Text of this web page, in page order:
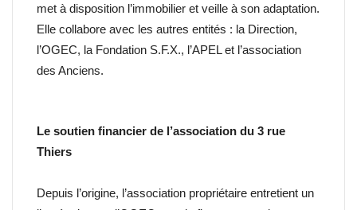
met à disposition l’immobilier et veille à son adaptation.
Elle collabore avec les autres entités : la Direction,
l’OGEC, la Fondation S.F.X., l’APEL et l’association
des Anciens.
Le soutien financier de l’association du 3 rue
Thiers
Depuis l’origine, l’association propriétaire entretient un